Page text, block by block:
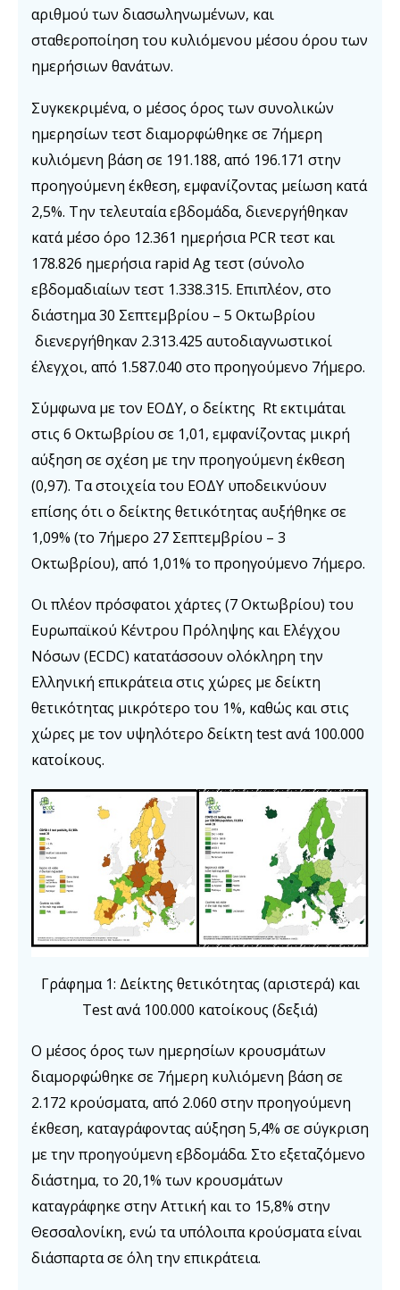
αριθμού των διασωληνωμένων, και
σταθεροποίηση του κυλιόμενου μέσου όρου των
ημερήσιων θανάτων.
Συγκεκριμένα, ο μέσος όρος των συνολικών
ημερησίων τεστ διαμορφώθηκε σε 7ήμερη
κυλιόμενη βάση σε 191.188, από 196.171 στην
προηγούμενη έκθεση, εμφανίζοντας μείωση κατά
2,5%. Την τελευταία εβδομάδα, διενεργήθηκαν
κατά μέσο όρο 12.361 ημερήσια PCR τεστ και
178.826 ημερήσια rapid Ag τεστ (σύνολο
εβδομαδιαίων τεστ 1.338.315. Επιπλέον, στο
διάστημα 30 Σεπτεμβρίου – 5 Οκτωβρίου
διενεργήθηκαν 2.313.425 αυτοδιαγνωστικοί
έλεγχοι, από 1.587.040 στο προηγούμενο 7ήμερο.
Σύμφωνα με τον ΕΟΔΥ, ο δείκτης Rt εκτιμάται
στις 6 Οκτωβρίου σε 1,01, εμφανίζοντας μικρή
αύξηση σε σχέση με την προηγούμενη έκθεση
(0,97). Τα στοιχεία του ΕΟΔΥ υποδεικνύουν
επίσης ότι ο δείκτης θετικότητας αυξήθηκε σε
1,09% (το 7ήμερο 27 Σεπτεμβρίου – 3
Οκτωβρίου), από 1,01% το προηγούμενο 7ήμερο.
Οι πλέον πρόσφατοι χάρτες (7 Οκτωβρίου) του
Ευρωπαϊκού Κέντρου Πρόληψης και Ελέγχου
Νόσων (ECDC) κατατάσσουν ολόκληρη την
Ελληνική επικράτεια στις χώρες με δείκτη
θετικότητας μικρότερο του 1%, καθώς και στις
χώρες με τον υψηλότερο δείκτη test ανά 100.000
κατοίκους.
Γράφημα 1: Δείκτης θετικότητας (αριστερά) και
Test ανά 100.000 κατοίκους (δεξιά)
Ο μέσος όρος των ημερησίων κρουσμάτων
διαμορφώθηκε σε 7ήμερη κυλιόμενη βάση σε
2.172 κρούσματα, από 2.060 στην προηγούμενη
έκθεση, καταγράφοντας αύξηση 5,4% σε σύγκριση
με την προηγούμενη εβδομάδα. Στο εξεταζόμενο
διάστημα, το 20,1% των κρουσμάτων
καταγράφηκε στην Αττική και το 15,8% στην
Θεσσαλονίκη, ενώ τα υπόλοιπα κρούσματα είναι
διάσπαρτα σε όλη την επικράτεια.